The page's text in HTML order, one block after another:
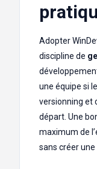
Adopter
discipline de
une équipe si
versionning et
départ. Une
maximum de
sans créer